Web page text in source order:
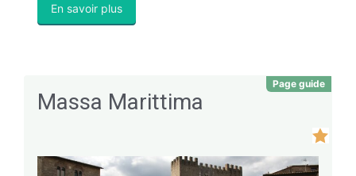
En savoir plus
Page guide
Massa Marittima